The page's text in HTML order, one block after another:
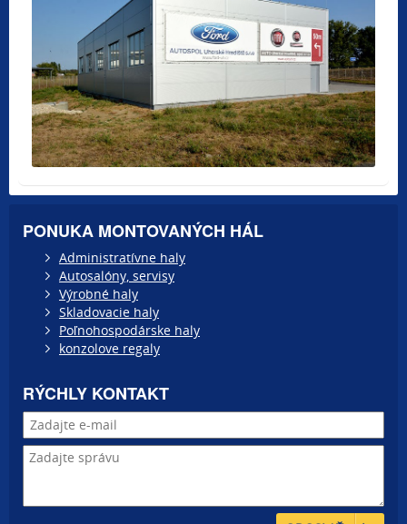
PONUKA MONTOVANÝCH HÁL
Administratívne haly
Autosalóny, servisy
Výrobné haly
Skladovacie haly
Poľnohospodárske haly
konzolove regaly
RÝCHLY KONTAKT